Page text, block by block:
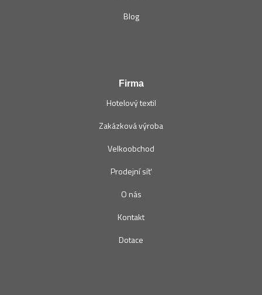
Blog
Firma
Hotelový textil
Zakázková výroba
Velkoobchod
Prodejní síť
O nás
Kontakt
Dotace